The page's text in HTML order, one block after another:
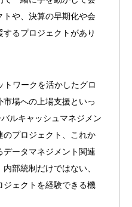
や、決算の早期化や会
るプロジェクトがあり
トワークを活かしたグロ
場への上場支援といっ
ルキャッシュマネジメン
のプロジェクト、これか
データマネジメント関連
部統制だけではない、
ジェクトを経験できる機